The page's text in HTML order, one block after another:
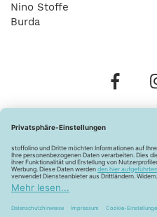
Nino Stoffe
Burda
Widerrufsbelehrung
Barrierefreiheitserklärung